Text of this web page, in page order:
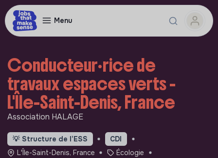
Menu
Conducteur·rice de
travaux espaces verts -
L'Île-Saint-Denis, France
Association HALAGE
💡 Structure de l’ESS
CDI
L'Île-Saint-Denis, France
Écologie